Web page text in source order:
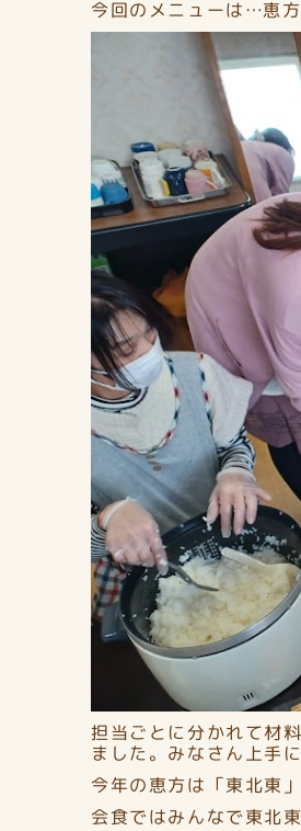
今回のメニューは…恵
担当ごとに分かれて材
ました。みなさん上手
今年の恵方は「東北東」
会食ではみんなで東北